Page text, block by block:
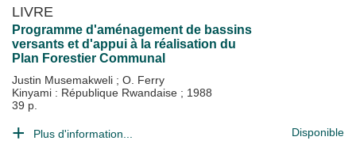
LIVRE
Programme d'aménagement de bassins
versants et d'appui à la réalisation du
Plan Forestier Communal
Justin Musemakweli ; O. Ferry
Kinyami : République Rwandaise ; 1988
39 p.
Plus d'information... Disponible